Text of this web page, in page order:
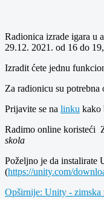
Radionica izrade igara u
29.12. 2021. od 16 do
Izradit ćete jednu
Za radionicu su potrebna
Prijavite se na linku kako
Radimo online koristeći
skola
Poželjno je da instalirate
(https://unity.com/
Opširnije: Unity - zimska